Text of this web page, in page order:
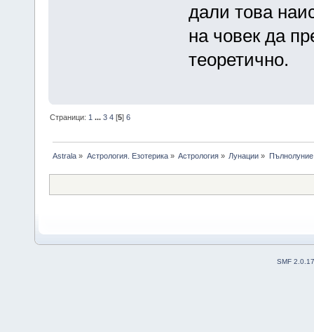
дали това
на човек да
теоретично.
Страници: 1 ...3 4 [5]6
Astrala » Астрология. Езотерика» Астрология» Лунации »
SMF 2.0.17